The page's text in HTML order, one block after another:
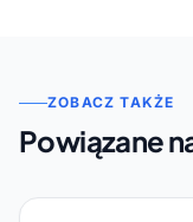
ZOBACZ TAKŻE
Powiązane